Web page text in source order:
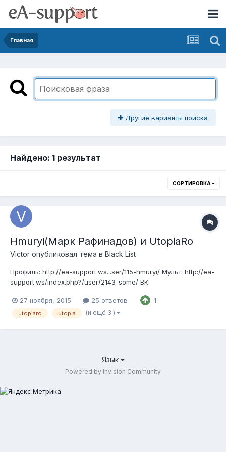
Главная
Другие варианты поиска
Найдено: 1 результат
СОРТИРОВКА
Hmuryi(Марк Рафинадов) и UtopiaRo
Victor опубликовал тема в Black List
Профиль: http://ea-support.ws...ser/115-hmuryi/ Мульт: http://ea-
support.ws/index.php?/user/2143-some/ ВК:
Пруф: http://vk.com/feed?...ll-98023360_664 (на всякий случай
сохранил под спойлером, вдруг удалят) С данным человеком
27 ноября, 2015 25 ответов 1
utopiaro utopia (и ещё 3 )
Язык
Powered by Invision Community